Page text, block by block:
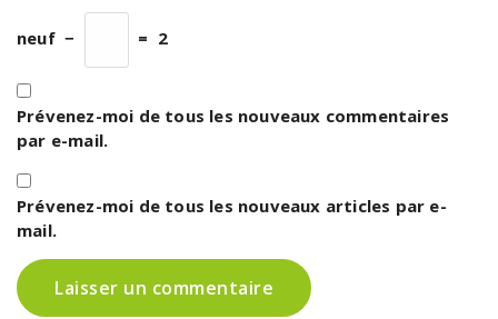
neuf − = 2
Prévenez-moi de tous les nouveaux commentaires
par e-mail.
Prévenez-moi de tous les nouveaux articles par e-
mail.